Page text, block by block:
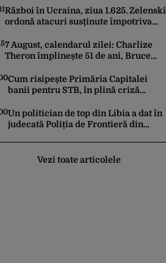
Război în Ucraina, ziua 1.625. Zelenski
ordonă atacuri susținute împotriva
7 August, calendarul zilei: Charlize
Theron împlinește 51 de ani, Bruce
de ani
Cum risipește Primăria Capitalei
banii pentru STB, în plină criză
Un politician de top din Libia a dat în
judecată Poliția de Frontieră din
Vezi toate articolele